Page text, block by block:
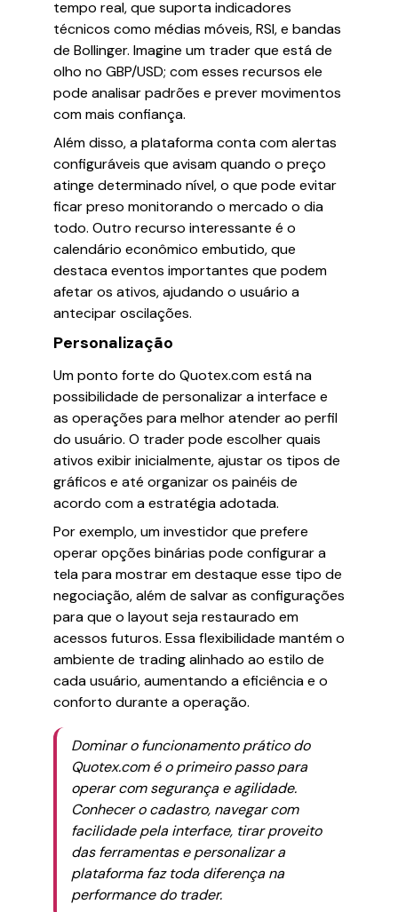
tempo real, que suporta indicadores
técnicos como médias móveis, RSI, e bandas
de Bollinger. Imagine um trader que está de
olho no GBP/USD; com esses recursos ele
pode analisar padrões e prever movimentos
com mais confiança.
Além disso, a plataforma conta com alertas
configuráveis que avisam quando o preço
atinge determinado nível, o que pode evitar
ficar preso monitorando o mercado o dia
todo. Outro recurso interessante é o
calendário econômico embutido, que
destaca eventos importantes que podem
afetar os ativos, ajudando o usuário a
antecipar oscilações.
Personalização
Um ponto forte do Quotex.com está na
possibilidade de personalizar a interface e
as operações para melhor atender ao perfil
do usuário. O trader pode escolher quais
ativos exibir inicialmente, ajustar os tipos de
gráficos e até organizar os painéis de
acordo com a estratégia adotada.
Por exemplo, um investidor que prefere
operar opções binárias pode configurar a
tela para mostrar em destaque esse tipo de
negociação, além de salvar as configurações
para que o layout seja restaurado em
acessos futuros. Essa flexibilidade mantém o
ambiente de trading alinhado ao estilo de
cada usuário, aumentando a eficiência e o
conforto durante a operação.
Dominar o funcionamento prático do
Quotex.com é o primeiro passo para
operar com segurança e agilidade.
Conhecer o cadastro, navegar com
facilidade pela interface, tirar proveito
das ferramentas e personalizar a
plataforma faz toda diferença na
performance do trader.